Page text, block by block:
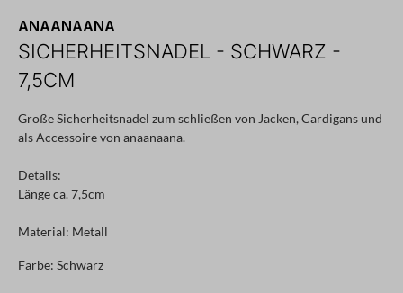
ANAANAANA
SICHERHEITSNADEL - SCHWARZ -
7,5CM
Große Sicherheitsnadel zum schließen von Jacken, Cardigans und
als Accessoire von anaanaana.
Details:
Länge ca. 7,5cm
Material: Metall
Farbe: Schwarz